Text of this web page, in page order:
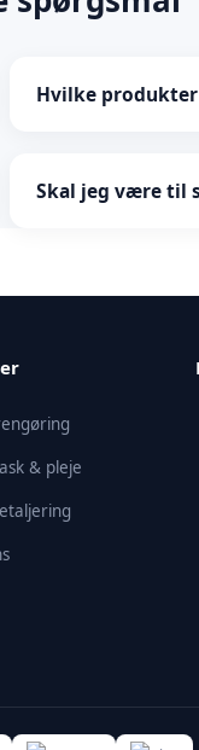
Hvilke
Skal jeg være til
& pleje